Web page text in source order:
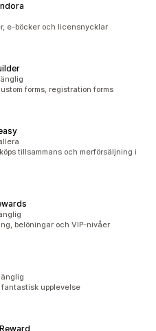
e-böcker och licensnycklar
forms, registration forms
tillsammans och merförsäljning i
belöningar och VIP-nivåer
upplevelse